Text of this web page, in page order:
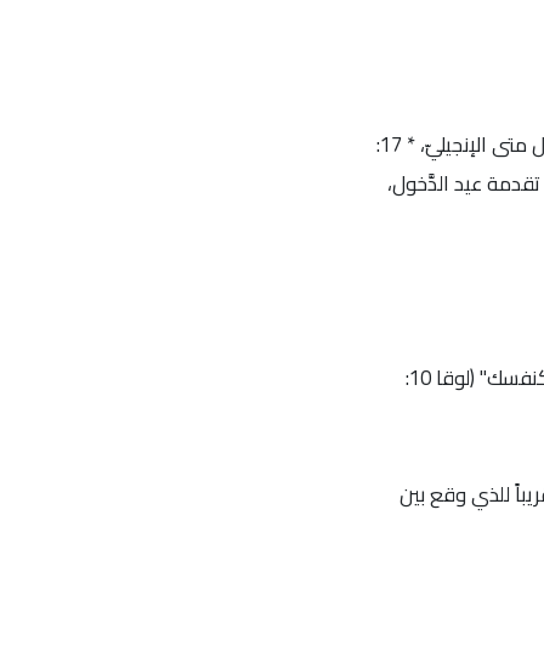
* 14: الرسول فيلبُّس، غريغوريوس بالاماس، * 15: الشُّهداء غورباس وصاموناس وأفيفس، بدء صوم الميلاد، * 16: الرَّسول متى الإنجيليّ، * 17:
العجائبيّ أسقُف قيصريَّة الجديدة، * 18: الشَّهيدان بلاطن ورومانس، * 19: النبيّ عوبديَّا، الشَهيد برلعام، * 20: تقدمة عيد الدَّخول،
ماذا أعمل لأرث الحياةَ الأبديّة؟ أجابَ الربّ يسوع: "أحبب الربّ إلهك من كلّ قلبك ومن كلّ نفسك ومن كلّ فكرك وقريبك كنفسك" (لوقا 10:
للذي وقع بين